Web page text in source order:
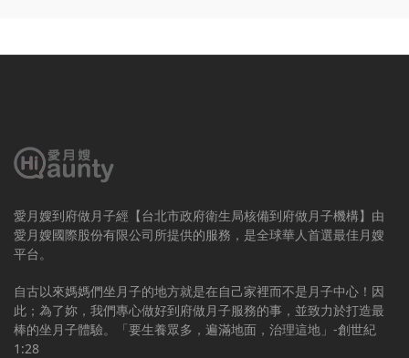
愛月嫂到府做月子經【台北市政府衛生局核備到府做月子機構】由
愛月嫂國際股份有限公司所提供的服務，是全球華人首選最佳月嫂
平台。
自古以來媽媽們坐月子的地方就是在自己家裡而不是月子中心！因
此；為了妳，我們專心做好到府做月子服務的事，並致力於打造最
棒的坐月子體驗。「要生養眾多，遍滿地面，治理這地」-創世紀
1:28